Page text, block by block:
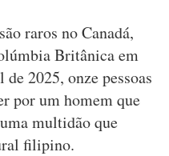
raros no Canadá,
Britânica em
2025, onze pessoas
por um homem que
multidão que
filipino.